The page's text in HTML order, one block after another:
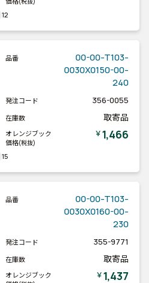
12
品番
00-00-T103-
0030X0150-00-
240
発注コード 356-0055
在庫数 取寄品
オレンジブック
価格(税抜)
￥1,466
15
品番
00-00-T103-
0030X0160-00-
230
発注コード 355-9771
在庫数 取寄品
オレンジブック
￥1,437